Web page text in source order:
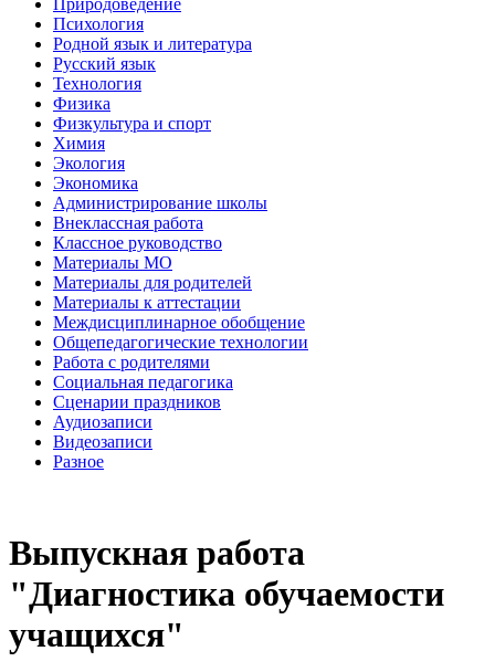
Психология
Родной язык и литература
Русский язык
Технология
Физика
Физкультура и спорт
Химия
Экология
Экономика
Администрирование школы
Внеклассная работа
Классное руководство
Материалы МО
Материалы для родителей
Материалы к аттестации
Междисциплинарное обобщение
Общепедагогические технологии
Работа с родителями
Социальная педагогика
Сценарии праздников
Аудиозаписи
Видеозаписи
Разное
Выпускная работа
"Диагностика обучаемости
учащихся"